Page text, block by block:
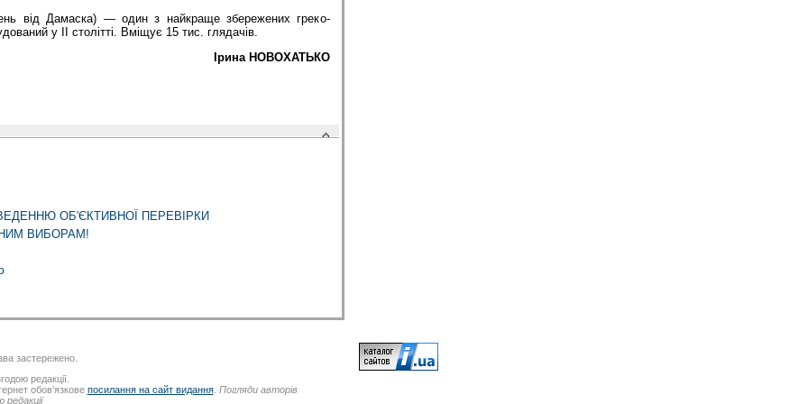
від Дамаска) — один з найкраще збережених греко-
у II столітті. Вміщує 15 тис. глядачів.
Ірина НОВОХАТЬКО
ОБ'ЄКТИВНОЇ ПЕРЕВІРКИ
ВИБОРАМ!
застережено.
редакції.
обов’язкове посилання на сайт видання. Погляди авторів